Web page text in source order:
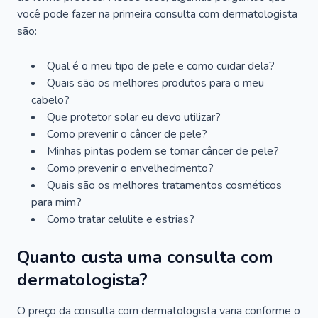
você pode fazer na primeira consulta com dermatologista
são:
Qual é o meu tipo de pele e como cuidar dela?
Quais são os melhores produtos para o meu
cabelo?
Que protetor solar eu devo utilizar?
Como prevenir o câncer de pele?
Minhas pintas podem se tornar câncer de pele?
Como prevenir o envelhecimento?
Quais são os melhores tratamentos cosméticos
para mim?
Como tratar celulite e estrias?
Quanto custa uma consulta com
dermatologista?
O preço da consulta com dermatologista varia conforme o